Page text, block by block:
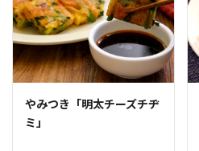
やみつき「明太チーズチヂ
ミ」